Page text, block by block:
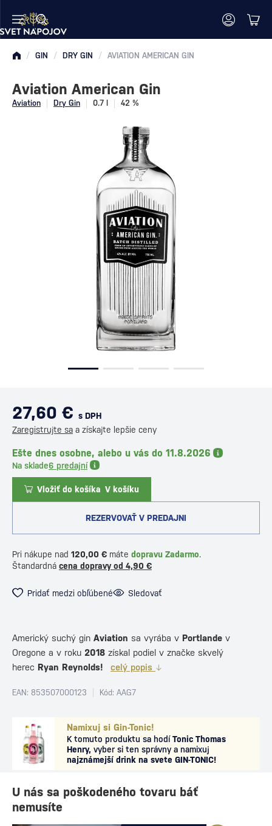
/ GIN / DRY GIN / AVIATION AMERICAN GIN
Aviation Dry Gin 0.7 l 42 %
Aviation American Gin
27,60 € s DPH
Zaregistrujte sa a získajte lepšie ceny
Ešte dnes osobne, alebo u vás do 11.8.2026
Na sklade6 predajní
Vložiť do košíka V košíku
REZERVOVAŤ V PREDAJNI
Pri nákupe nad 120,00 € máte dopravu Zadarmo.
Štandardná cena dopravy od 4,90 €
Pridať medzi obľúbené Sledovať
Namixuj si Gin-Tonic!
K tomuto produktu sa hodíTonic Thomas
Henry, vyber si ten správny a namixuj
najznámejší drink na svete GIN-TONIC!
Americký suchý gin Aviation sa vyrába v Portlande v
Oregone a v roku 2018 získal podiel v značke skvelý
herec Ryan Reynolds! celý popis
EAN: 853507000123 Kód: AAG7
U nás sa poškodeného tovaru báť
nemusíte